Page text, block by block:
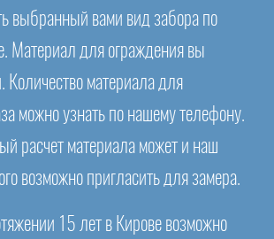
выбранный вами вид забора по
Материал для ограждения вы
Количество материала для
можно узнать по нашему телефону.
расчет материала может и наш
возможно пригласить для замера.
15 лет в Кирове возможно